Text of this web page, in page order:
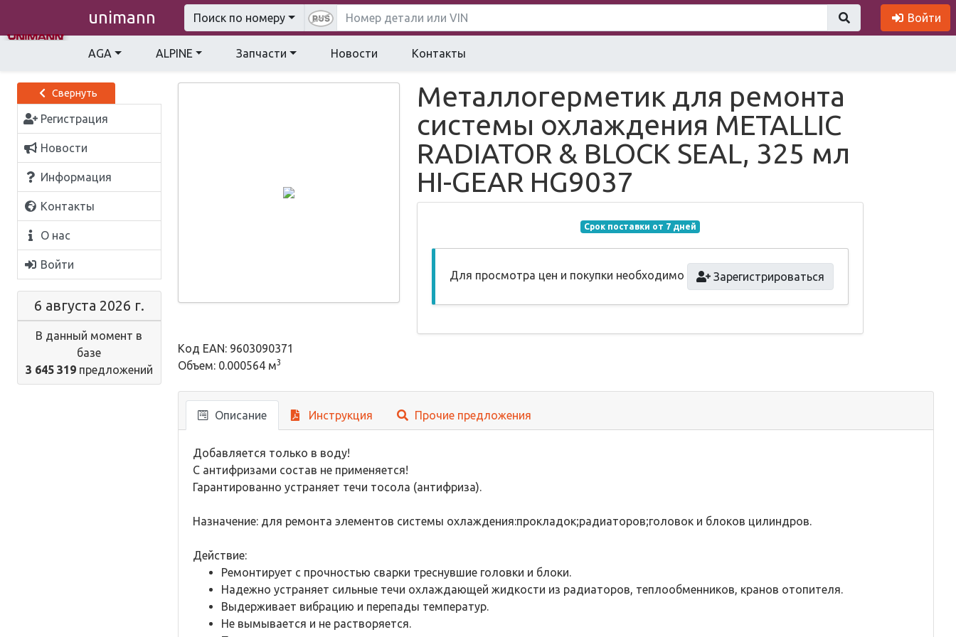
unimann Поиск по номеру Войти
AGA ALPINE Запчасти Новости Контакты
Свернуть
Регистрация
Новости
Информация
Контакты
О нас
Войти
6 августа 2026 г.
В данный момент в
базе
3 645 319предложений
Металлогерметик для ремонта
системы охлаждения METALLIC
RADIATOR & BLOCK SEAL, 325 мл
HI-GEAR HG9037
Срок поставки от 7 дней
Для просмотра цен и покупки необходимо Зарегистрироваться
Код EAN: 9603090371
Объем: 0.000564 м3
Описание Инструкция Прочие предложения
Добавляется только в воду!
С антифризами состав не применяется!
Гарантированно устраняет течи тосола (антифриза).
Назначение: для ремонта элементов системы охлаждения:прокладок;радиаторов;головок и блоков цилиндров.
Действие:
Ремонтирует с прочностью сварки треснувшие головки и блоки.
Надежно устраняет сильные течи охлаждающей жидкости из радиаторов, теплообменников, кранов отопителя.
Выдерживает вибрацию и перепады температур.
Не вымывается и не растворяется.